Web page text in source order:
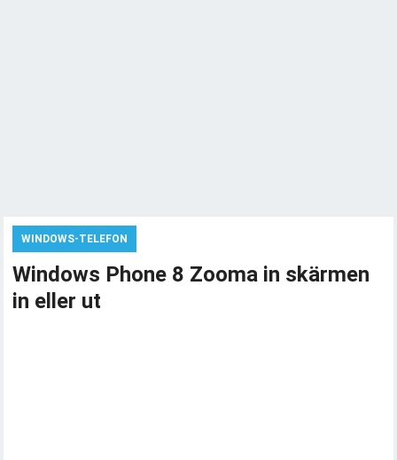
WINDOWS-TELEFON
Windows Phone 8 Zooma in skärmen
in eller ut